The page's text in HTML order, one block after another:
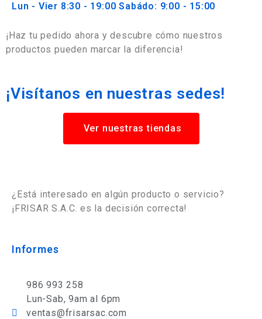
Lun - Vier 8:30 - 19:00 Sabádo: 9:00 - 15:00
¡Haz tu pedido ahora y descubre cómo nuestros
productos pueden marcar la diferencia!
¡Visítanos en nuestras sedes!
Ver nuestras tiendas
¿Está interesado en algún producto o servicio?
¡FRISAR S.A.C. es la decisión correcta!
Informes
986 993 258
Lun-Sab, 9am al 6pm
ventas@frisarsac.com